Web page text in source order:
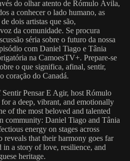
do olhar atento de Rómulo Ávila,
a conhecer o lado humano, as
dois artistas que são,
da comunidade. Se procura
séria sobre o futuro da nossa
com Daniel Tiago e Tânia
na CamoesTV+. Prepare-se
o que significa, afinal, sentir,
coração do Canadá.
Pensar E Agir, host Rómulo
a deep, vibrant, and emotionally
of the most beloved and talented
community: Daniel Tiago and Tânia
energy on stages across
reveals that their harmony goes far
in a story of love, resilience, and
heritage.